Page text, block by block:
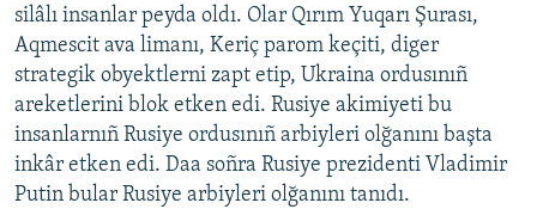
silâlı insanlar peyda oldı. Olar Qırım Yuqarı Şurası,
Aqmescit ava limanı, Keriç parom keçiti, diger
strategik obyektlerni zapt etip, Ukraina ordusınıñ
areketlerini blok etken edi. Rusiye akimiyeti bu
insanlarnıñ Rusiye ordusınıñ arbiyleri olğanını başta
inkâr etken edi. Daa soñra Rusiye prezidenti Vladimir
Putin bular Rusiye arbiyleri olğanını tanıdı.